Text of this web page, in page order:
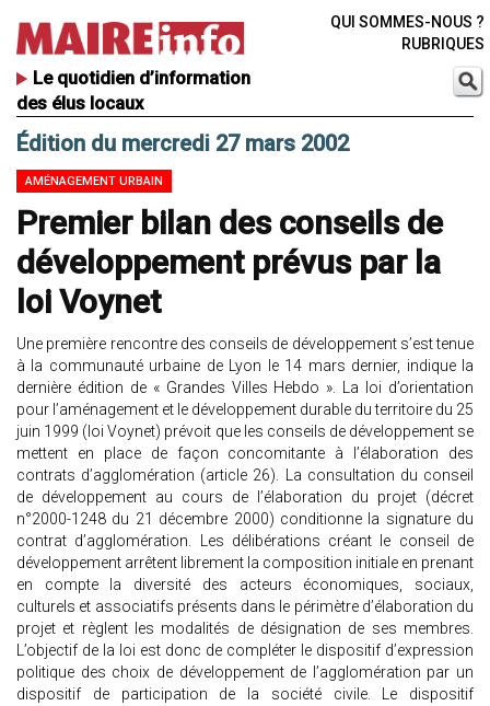
Le quotidien d’information
des élus locaux
QUI SOMMES-NOUS ?
RUBRIQUES
Édition du mercredi 27 mars 2002
AMÉNAGEMENT URBAIN
Premier bilan des conseils de
développement prévus par la
loi Voynet
Une première rencontre des conseils de développement s’est tenue
à la communauté urbaine de Lyon le 14 mars dernier, indique la
dernière édition de « Grandes Villes Hebdo ». La loi d’orientation
pour l’aménagement et le développement durable du territoire du 25
juin 1999 (loi Voynet) prévoit que les conseils de développement se
mettent en place de façon concomitante à l’élaboration des
contrats d’agglomération (article 26). La consultation du conseil
de développement au cours de l’élaboration du projet (décret
n°2000-1248 du 21 décembre 2000) conditionne la signature du
contrat d’agglomération. Les délibérations créant le conseil de
développement arrêtent librement la composition initiale en prenant
en compte la diversité des acteurs économiques, sociaux,
culturels et associatifs présents dans le périmètre d’élaboration du
projet et règlent les modalités de désignation de ses membres.
L’objectif de la loi est donc de compléter le dispositif d’expression
politique des choix de développement de l’agglomération par un
dispositif de participation de la société civile. Le dispositif